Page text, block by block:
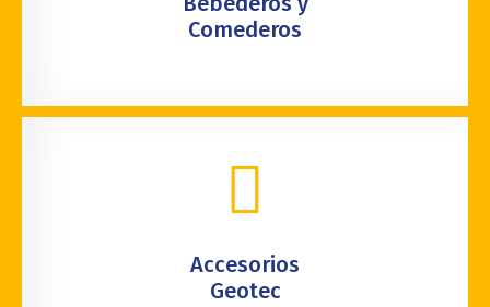
Comederos
Accesorios
Geotec